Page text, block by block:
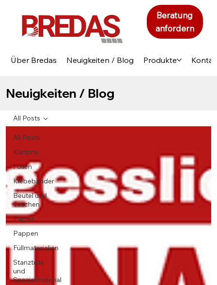
Über Bredas Neuigkeiten / Blog Produkte
Beratung
anfordern
Neuigkeiten / Blog
All Posts
Kartons
Folien
Klebebänder
Beutel und
Taschen
Papier
Pappen
Füllmaterialien
Stanzteile
und
Spezialmaterial
All Posts